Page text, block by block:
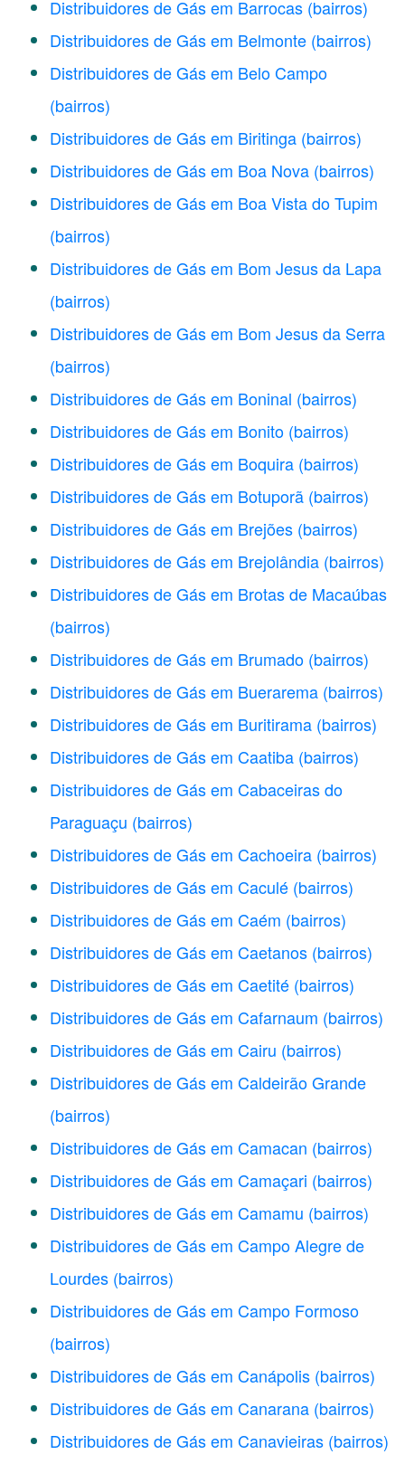
Distribuidores de Gás em Barrocas (bairros)
Distribuidores de Gás em Belmonte (bairros)
Distribuidores de Gás em Belo Campo
(bairros)
Distribuidores de Gás em Biritinga (bairros)
Distribuidores de Gás em Boa Nova (bairros)
Distribuidores de Gás em Boa Vista do Tupim
(bairros)
Distribuidores de Gás em Bom Jesus da Lapa
(bairros)
Distribuidores de Gás em Bom Jesus da Serra
(bairros)
Distribuidores de Gás em Boninal (bairros)
Distribuidores de Gás em Bonito (bairros)
Distribuidores de Gás em Boquira (bairros)
Distribuidores de Gás em Botuporã (bairros)
Distribuidores de Gás em Brejões (bairros)
Distribuidores de Gás em Brejolândia (bairros)
Distribuidores de Gás em Brotas de Macaúbas
(bairros)
Distribuidores de Gás em Brumado (bairros)
Distribuidores de Gás em Buerarema (bairros)
Distribuidores de Gás em Buritirama (bairros)
Distribuidores de Gás em Caatiba (bairros)
Distribuidores de Gás em Cabaceiras do
Paraguaçu (bairros)
Distribuidores de Gás em Cachoeira (bairros)
Distribuidores de Gás em Caculé (bairros)
Distribuidores de Gás em Caém (bairros)
Distribuidores de Gás em Caetanos (bairros)
Distribuidores de Gás em Caetité (bairros)
Distribuidores de Gás em Cafarnaum (bairros)
Distribuidores de Gás em Cairu (bairros)
Distribuidores de Gás em Caldeirão Grande
(bairros)
Distribuidores de Gás em Camacan (bairros)
Distribuidores de Gás em Camaçari (bairros)
Distribuidores de Gás em Camamu (bairros)
Distribuidores de Gás em Campo Alegre de
Lourdes (bairros)
Distribuidores de Gás em Campo Formoso
(bairros)
Distribuidores de Gás em Canápolis (bairros)
Distribuidores de Gás em Canarana (bairros)
Distribuidores de Gás em Canavieiras (bairros)